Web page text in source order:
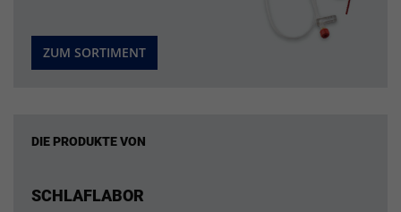
ZUM SORTIMENT
DIE PRODUKTE VON
SCHLAFLABOR